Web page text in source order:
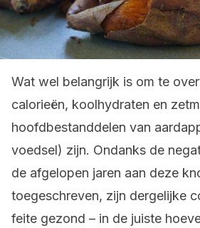
Wat wel belangrijk is om te
calorieën, koolhydraten en
hoofdbestanddelen van
voedsel) zijn. Ondanks de
de afgelopen jaren aan deze
toegeschreven, zijn dergelijke
feite gezond – in de juiste